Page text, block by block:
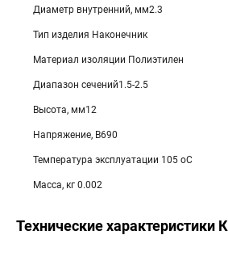
Диаметр внутренний, мм2.3
Тип изделия Наконечник
Материал изоляции Полиэтилен
Диапазон сечений1.5-2.5
Высота, мм12
Напряжение, В690
Температура эксплуатации 105 оС
Масса, кг 0.002
Технические характеристики